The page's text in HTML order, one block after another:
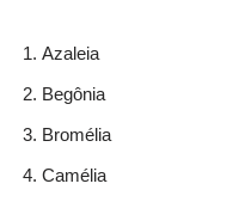
Azaleia
Begônia
Bromélia
Camélia